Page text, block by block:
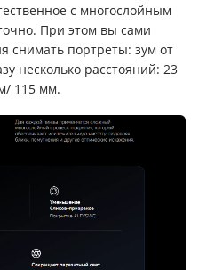
с многослойным
При этом вы сами
снимать портреты: зум от
несколько расстояний: 23
115 мм.